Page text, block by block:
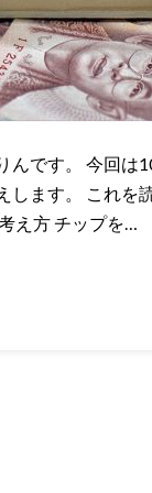
です。 今回は
ます。 これを
え方 チップを…